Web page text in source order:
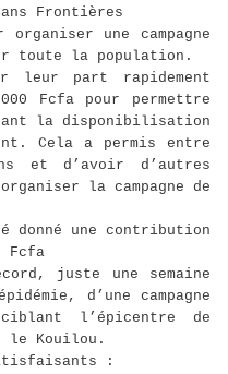
Frontières
une campagne
toute la population.
leur part rapidement
Fcfa pour permettre
la disponibilisation
Cela a permis entre
et d’avoir d’autres
la campagne de
donné une contribution
Fcfa
juste une semaine
d’une campagne
l’épicentre de
le Kouilou.
: